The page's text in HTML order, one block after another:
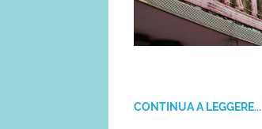
CONTINUA A LEGGERE...